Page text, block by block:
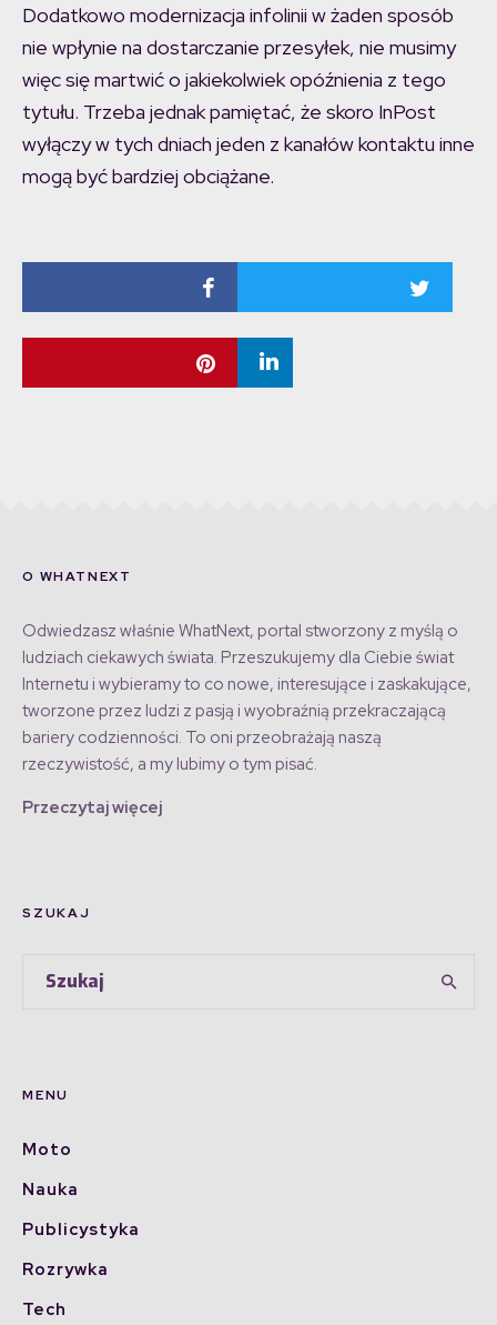
Dodatkowo modernizacja infolinii w żaden sposób
nie wpłynie na dostarczanie przesyłek, nie musimy
więc się martwić o jakiekolwiek opóźnienia z tego
tytułu. Trzeba jednak pamiętać, że skoro InPost
wyłączy w tych dniach jeden z kanałów kontaktu inne
mogą być bardziej obciążane.
O WHATNEXT
Odwiedzasz właśnie WhatNext, portal stworzony z myślą o
ludziach ciekawych świata. Przeszukujemy dla Ciebie świat
Internetu i wybieramy to co nowe, interesujące i zaskakujące,
tworzone przez ludzi z pasją i wyobraźnią przekraczającą
bariery codzienności. To oni przeobrażają naszą
rzeczywistość, a my lubimy o tym pisać.
Przeczytaj więcej
SZUKAJ
MENU
Moto
Nauka
Publicystyka
Rozrywka
Tech